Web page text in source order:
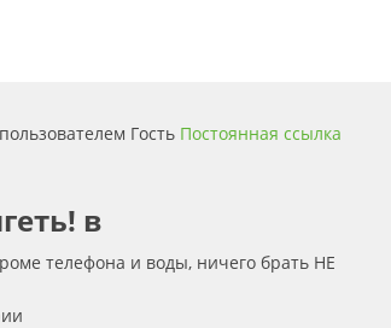
Гость Постоянная ссылка
в
телефона и воды, ничего брать НЕ